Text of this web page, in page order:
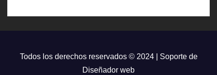
Todos los derechos reservados © 2024 | Soporte de
Diseñador web